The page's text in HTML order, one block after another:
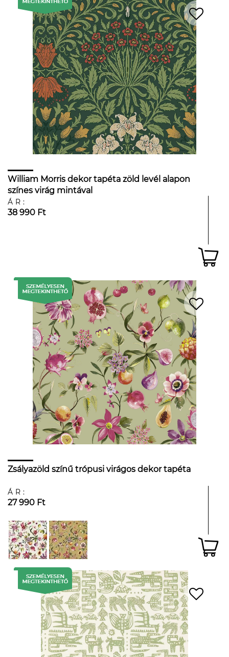
William Morris dekor tapéta zöld levél alapon
színes virág mintával
ÁR:
38 990 Ft
Zsályazöld színű trópusi virágos dekor tapéta
ÁR:
27 990 Ft